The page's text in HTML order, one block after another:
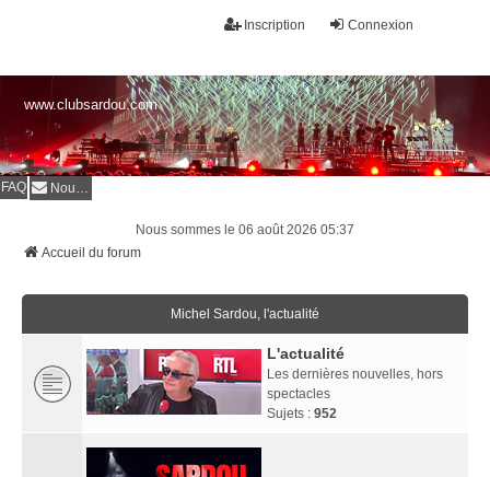
Connexion
Inscription
www.clubsardou.com
FAQ Nous contacter
Nous sommes le 06 août 2026 05:37
Accueil du forum
Michel Sardou, l'actualité
L'actualité
Les dernières nouvelles, hors
spectacles
Sujets : 952